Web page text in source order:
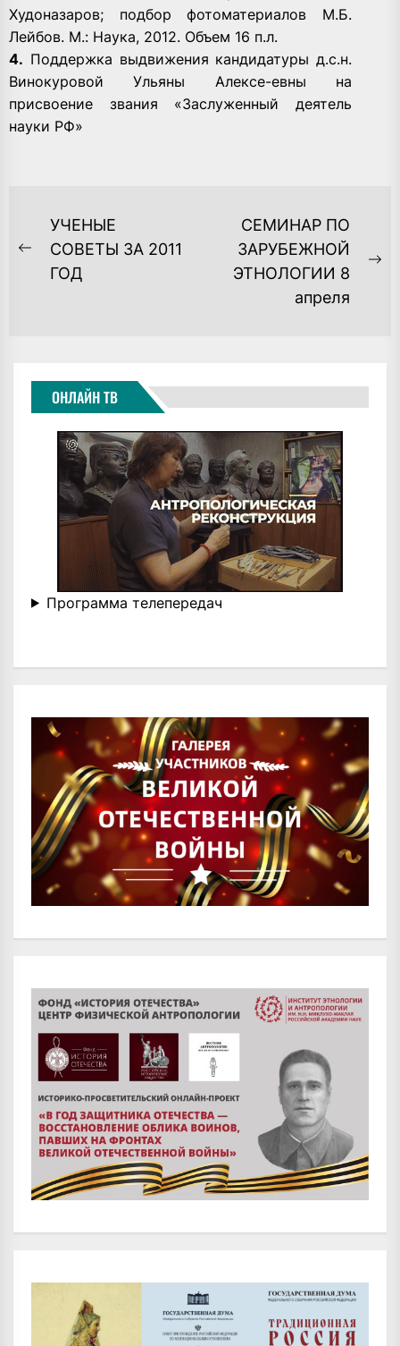
Худоназаров; подбор фотоматериалов М.Б.
Лейбов. М.: Наука, 2012. Объем 16 п.л.
4. Поддержка выдвижения кандидатуры д.с.н.
Винокуровой Ульяны Алексе-евны на
присвоение звания «Заслуженный деятель
науки РФ»
НАВИГАЦИЯ
ПО
ЗАПИСЯМ
Previous
post:
УЧЕНЫЕ
СОВЕТЫ ЗА 2011
ГОД
СЕМИНАР ПО
ЗАРУБЕЖНОЙ
ЭТНОЛОГИИ 8
апреля
ОНЛАЙН ТВ
Программа телепередач